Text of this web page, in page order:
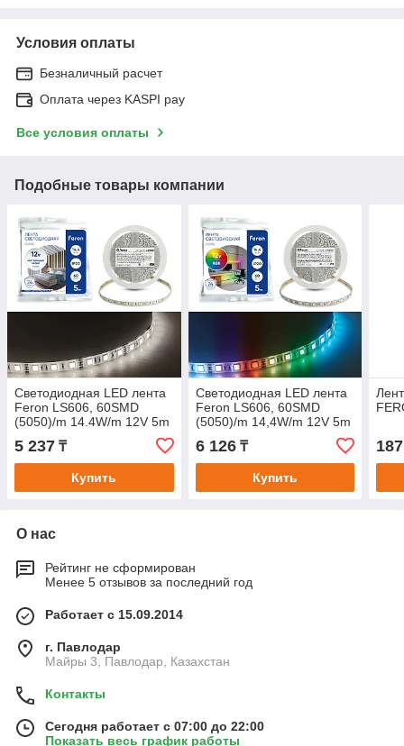
Условия оплаты
Безналичный расчет
Оплата через KASPI pay
Все условия оплаты
Подобные товары компании
Светодиодная LED лента
Feron LS606, 60SMD
(5050)/m 14.4W/m 12V 5m
5 237 ₸
Купить
Светодиодная LED лента
Feron LS606, 60SMD
(5050)/m 14,4W/m 12V 5m
6 126₸
Купить
187
О нас
Рейтинг не сформирован
Менее 5 отзывов за последний год
Работает с 15.09.2014
г. Павлодар
Майры 3, Павлодар, Казахстан
Контакты
Сегодня работает с 07:00 до 22:00
Показать весь график работы